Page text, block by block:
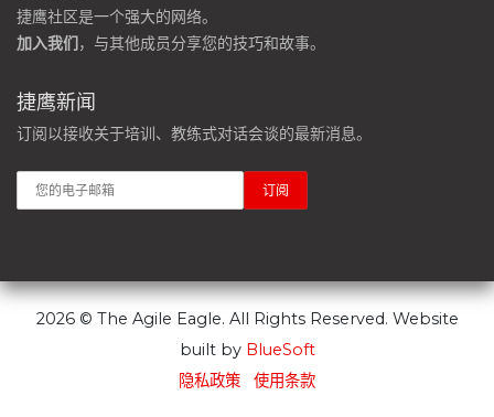
捷鹰社区是一个强大的网络。
加入我们 ，与其他成员分享您的技巧和故事。
捷鹰新闻
订阅以接收关于培训、教练式对话会谈的最新消息。
2026 © The Agile Eagle. All Rights Reserved. Website
built by BlueSoft
隐私政策
使用条款